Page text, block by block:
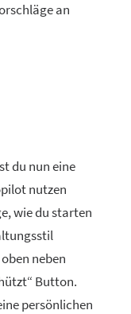
an
du nun eine
nutzen
wie du starten
neben
Button.
persönlichen